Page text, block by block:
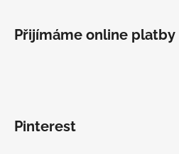
Přijímáme online platby
Pinterest